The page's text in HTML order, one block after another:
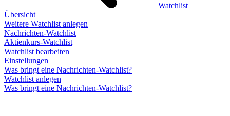
Watchlist
Übersicht
Weitere Watchlist anlegen
Nachrichten-Watchlist
Aktienkurs-Watchlist
Watchlist bearbeiten
Einstellungen
Was bringt eine Nachrichten-Watchlist?
Watchlist anlegen
Was bringt eine Nachrichten-Watchlist?